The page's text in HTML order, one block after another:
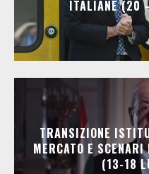
ITALIANE (20
TRANSIZIONE
MERCATO E
(13-18